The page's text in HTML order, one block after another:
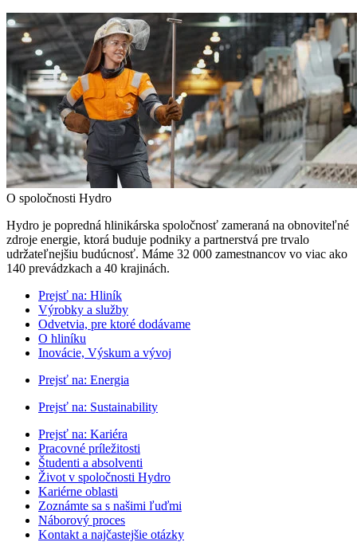
O spoločnosti Hydro
Hydro je popredná hlinikárska spoločnosť zameraná na obnoviteľné
zdroje energie, ktorá buduje podniky a partnerstvá pre trvalo
udržateľnejšiu budúcnosť. Máme 32 000 zamestnancov vo viac ako
140 prevádzkach a 40 krajinách.
Prejsť na: Hliník
Výrobky a služby
Odvetvia, pre ktoré dodávame
O hliníku
Inovácie, Výskum a vývoj
Prejsť na: Energia
Prejsť na: Sustainability
Prejsť na: Kariéra
Pracovné príležitosti
Študenti a absolventi
Život v spoločnosti Hydro
Kariérne oblasti
Zoznámte sa s našimi ľuďmi
Náborový proces
Kontakt a najčastejšie otázky